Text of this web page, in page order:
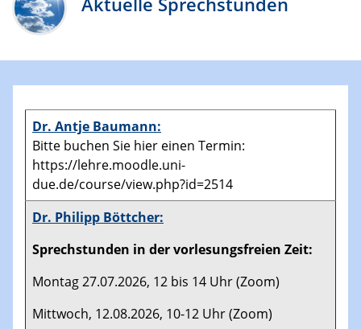
Dr. Antje Baumann:
Bitte buchen Sie hier einen Termin:
https://lehre.moodle.uni-
due.de/course/view.php?id=2514
Dr. Philipp Böttcher:
Sprechstunden in der vorlesungsfreien Zeit:
Montag 27.07.2026, 12 bis 14 Uhr (Zoom)
Mittwoch, 12.08.2026, 10-12 Uhr (Zoom)